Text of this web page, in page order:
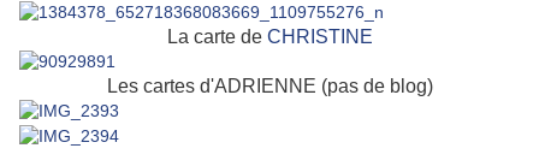
La carte de CHRISTINE
Les cartes d'ADRIENNE (pas de blog)